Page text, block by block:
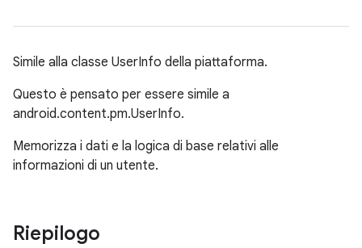
Simile alla classe UserInfo della piattaforma.
Questo è pensato per essere simile a
android.content.pm.UserInfo.
Memorizza i dati e la logica di base relativi alle
informazioni di un utente.
Riepilogo